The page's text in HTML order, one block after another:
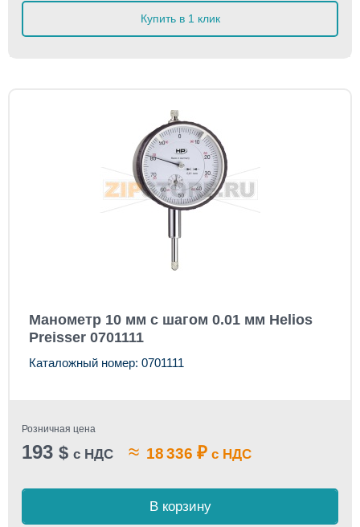
Купить в 1 клик
Манометр 10 мм с шагом 0.01 мм Helios
Preisser 0701111
Каталожный номер: 0701111
Розничная цена
193 $ с НДС ≈ 18 336 ₽ с НДС
В корзину